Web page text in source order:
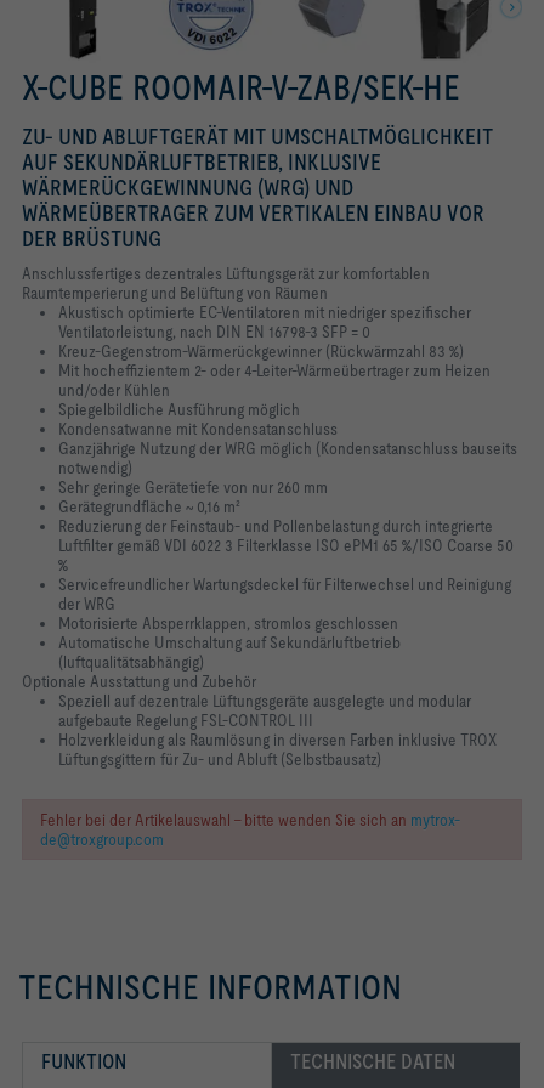
X-CUBE ROOMAIR-V-ZAB/SEK-HE
ZU- UND ABLUFTGERÄT MIT UMSCHALTMÖGLICHKEIT
AUF SEKUNDÄRLUFTBETRIEB, INKLUSIVE
WÄRMERÜCKGEWINNUNG (WRG) UND
WÄRMEÜBERTRAGER ZUM VERTIKALEN EINBAU VOR
DER BRÜSTUNG
Anschlussfertiges dezentrales Lüftungsgerät zur komfortablen
Raumtemperierung und Belüftung von Räumen
Akustisch optimierte EC-Ventilatoren mit niedriger spezifischer
Ventilatorleistung, nach DIN EN 16798-3 SFP = 0
Kreuz-Gegenstrom-Wärmerückgewinner (Rückwärmzahl 83 %)
Mit hocheffizientem 2- oder 4-Leiter-Wärmeübertrager zum Heizen
und/oder Kühlen
Spiegelbildliche Ausführung möglich
Kondensatwanne mit Kondensatanschluss
Ganzjährige Nutzung der WRG möglich (Kondensatanschluss bauseits
notwendig)
Sehr geringe Gerätetiefe von nur 260 mm
Gerätegrundfläche ~ 0,16 m²
Reduzierung der Feinstaub- und Pollenbelastung durch integrierte
Luftfilter gemäß VDI 6022 3 Filterklasse ISO ePM1 65 %/ISO Coarse 50
%
Servicefreundlicher Wartungsdeckel für Filterwechsel und Reinigung
der WRG
Motorisierte Absperrklappen, stromlos geschlossen
Automatische Umschaltung auf Sekundärluftbetrieb
(luftqualitätsabhängig)
Optionale Ausstattung und Zubehör
Speziell auf dezentrale Lüftungsgeräte ausgelegte und modular
aufgebaute Regelung FSL-CONTROL III
Holzverkleidung als Raumlösung in diversen Farben inklusive TROX
Lüftungsgittern für Zu- und Abluft (Selbstbausatz)
Fehler bei der Artikelauswahl - bitte wenden Sie sich an mytrox-
de@troxgroup.com
TECHNISCHE INFORMATION
FUNKTION TECHNISCHE DATEN